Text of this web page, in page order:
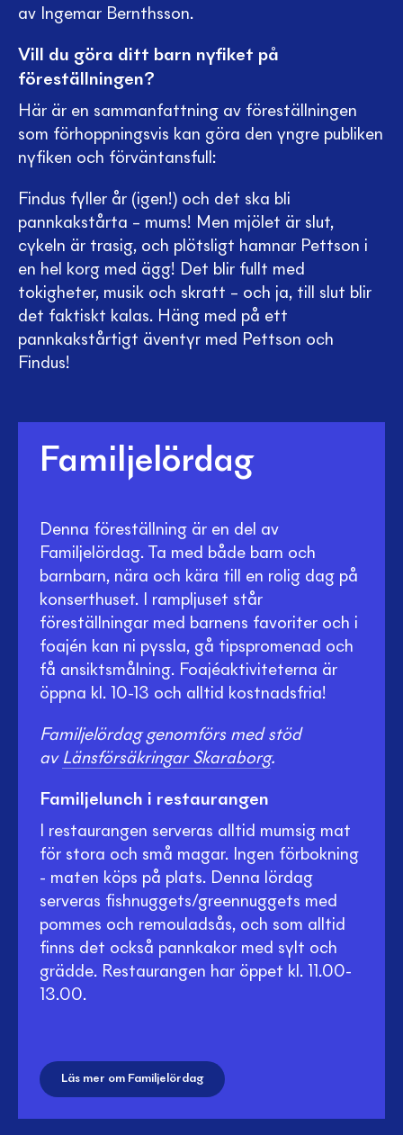
av Ingemar Bernthsson.
Vill du göra ditt barn nyfiket på
föreställningen?
Här är en sammanfattning av föreställningen
som förhoppningsvis kan göra den yngre publiken
nyfiken och förväntansfull:
Findus fyller år (igen!) och det ska bli
pannkakstårta – mums! Men mjölet är slut,
cykeln är trasig, och plötsligt hamnar Pettson i
en hel korg med ägg! Det blir fullt med
tokigheter, musik och skratt – och ja, till slut blir
det faktiskt kalas. Häng med på ett
pannkakstårtigt äventyr med Pettson och
Findus!
Familjelördag
Denna föreställning är en del av
Familjelördag. Ta med både barn och
barnbarn, nära och kära till en rolig dag på
konserthuset. I rampljuset står
föreställningar med barnens favoriter och i
foajén kan ni pyssla, gå tipspromenad och
få ansiktsmålning. Foajéaktiviteterna är
öppna kl. 10-13 och alltid kostnadsfria!
Familjelördag genomförs med stöd
av Länsförsäkringar Skaraborg.
Familjelunch i restaurangen
I restaurangen serveras alltid mumsig mat
för stora och små magar. Ingen förbokning
- maten köps på plats. Denna lördag
serveras fishnuggets/greennuggets med
pommes och remouladsås, och som alltid
finns det också pannkakor med sylt och
grädde. Restaurangen har öppet kl. 11.00-
13.00.
Läs mer om Familjelördag